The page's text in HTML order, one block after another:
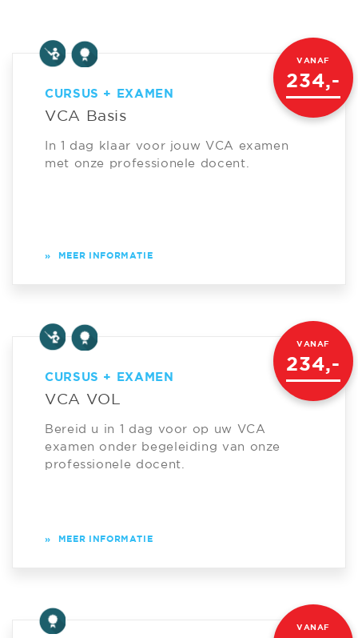
CURSUS + EXAMEN
VCA Basis
In 1 dag klaar voor jouw VCA examen
met onze professionele docent.
VANAF
234,-
» MEER INFORMATIE
CURSUS + EXAMEN
VCA VOL
Bereid u in 1 dag voor op uw VCA
examen onder begeleiding van onze
professionele docent.
VANAF
234,-
» MEER INFORMATIE
VANAF